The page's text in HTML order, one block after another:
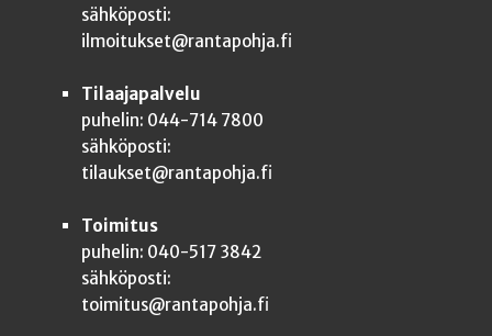
sähköposti:
ilmoitukset@rantapohja.fi
Tilaajapalvelu
puhelin: 044-714 7800
sähköposti:
tilaukset@rantapohja.fi
Toimitus
puhelin: 040-517 3842
sähköposti:
toimitus@rantapohja.fi